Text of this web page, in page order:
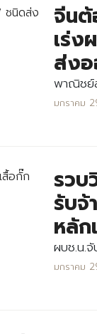
จีนต้
เร่ง
ส่ง
พาณิชย์
มกราคม
รวบ
รับจ้
หลั
ผบช.น.
มกราคม